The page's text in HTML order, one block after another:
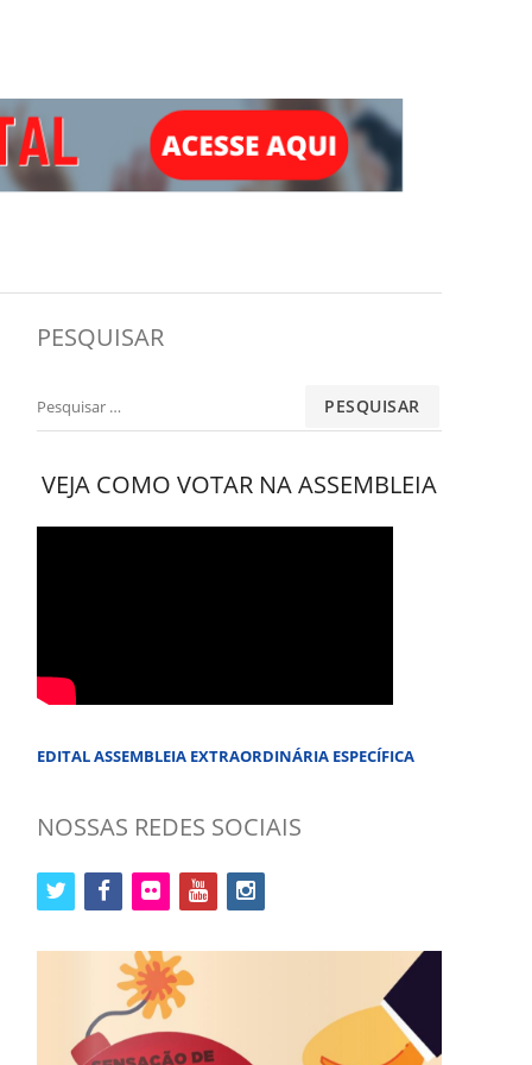
PESQUISAR
Pesquisar
VEJA COMO VOTAR NA ASSEMBLEIA
EDITAL ASSEMBLEIA EXTRAORDINÁRIA ESPECÍFICA
NOSSAS REDES SOCIAIS
twitterfacebook flickr youtube